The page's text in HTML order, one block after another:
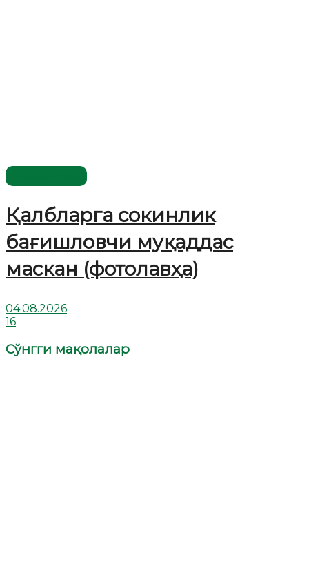
Қалбларга сокинлик
бағишловчи муқаддас
маскан (фотолавҳа)
04.08.2026
16
Сўнгги мақолалар